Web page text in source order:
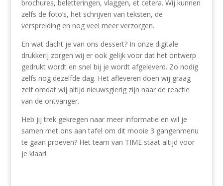
brochures, beletteringen, vlaggen, et cetera. Wij kunnen
zelfs de foto’s, het schrijven van teksten, de
verspreiding en nog veel meer verzorgen.
En wat dacht je van ons dessert? In onze digitale
drukkerij zorgen wij er ook gelijk voor dat het ontwerp
gedrukt wordt en snel bij je wordt afgeleverd. Zo nodig
zelfs nog dezelfde dag. Het afleveren doen wij graag
zelf omdat wij altijd nieuwsgierig zijn naar de reactie
van de ontvanger.
Heb jij trek gekregen naar meer informatie en wil je
samen met ons aan tafel om dit mooie 3 gangenmenu
te gaan proeven? Het team van TIME staat altijd voor
je klaar!